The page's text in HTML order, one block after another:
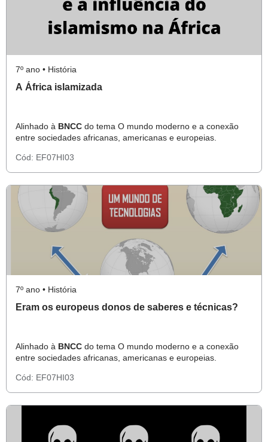
7º ano • História
A África islamizada
Alinhado à BNCC do tema O mundo moderno e a conexão
entre sociedades africanas, americanas e europeias.
Cód: EF07HI03
7º ano • História
Eram os europeus donos de saberes e técnicas?
Alinhado à BNCC do tema O mundo moderno e a conexão
entre sociedades africanas, americanas e europeias.
Cód: EF07HI03